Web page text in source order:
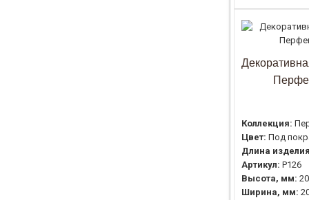
Коллекция:
Цвет: Под
Длина
Артикул: P126
Высота, мм:
Ширина, мм: